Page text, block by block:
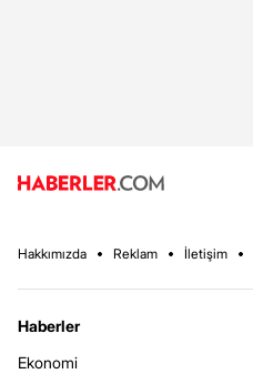
Hakkımızda Reklam İletişim
Haberler
Ekonomi